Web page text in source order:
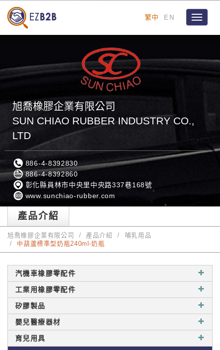
繁中 EN
Toggle
旭喬橡膠企業有限公司
SUN CHIAO RUBBER INDUSTRY CO.,
LTD
886-4-8392830
886-4-8392860
彰化縣員林市中央里中央路337巷168號
www.sunchiao-rubber.com
產品介紹
旭喬橡膠企業有限公司 產品介紹
哺乳用品
中葫蘆標準型奶瓶240ml-奶瓶
汽機車橡膠零配件
工業用橡膠零配件
矽膠製品
嬰兒醫療器材
育兒用具